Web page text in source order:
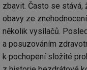
zbavit. Často se stává,
obavy ze
několik vysílačů.
a posuzováním
k pochopení složité